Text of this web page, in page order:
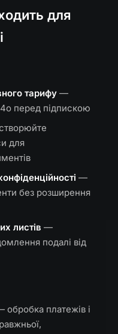
для
тарифу —
перед підпискою
для
—
без розширення
листів —
подалі від
обробка платежів і